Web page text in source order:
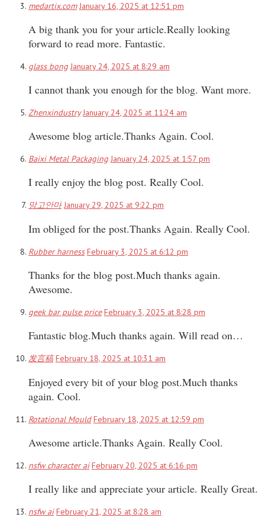
medartix.com January 16, 2025 at 12:51 pm
A big thank you for your article.Really looking
forward to read more. Fantastic.
glass bong January 24, 2025 at 8:29 am
I cannot thank you enough for the blog. Want more.
Zhenxindustry January 24, 2025 at 11:24 am
Awesome blog article.Thanks Again. Cool.
Baixi Metal Packaging January 24, 2025 at 1:57 pm
I really enjoy the blog post. Really Cool.
망고안마 January 29, 2025 at 9:22 pm
Im obliged for the post.Thanks Again. Really Cool.
Rubber harness February 3, 2025 at 6:12 pm
Thanks for the blog post.Much thanks again.
Awesome.
geek bar pulse price February 3, 2025 at 8:28 pm
Fantastic blog.Much thanks again. Will read on…
发言稿 February 18, 2025 at 10:31 am
Enjoyed every bit of your blog post.Much thanks
again. Cool.
Rotational Mould February 18, 2025 at 12:59 pm
Awesome article.Thanks Again. Really Cool.
nsfw character ai February 20, 2025 at 6:16 pm
I really like and appreciate your article. Really Great.
nsfw ai February 21, 2025 at 8:28 am